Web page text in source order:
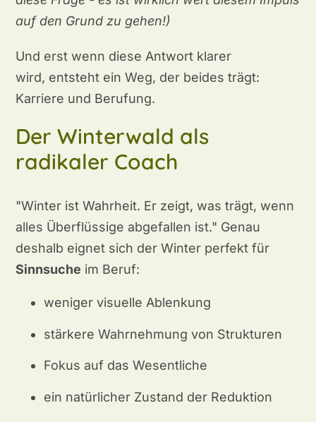
auf den Grund zu gehen!)
Und erst wenn diese Antwort klarer
wird, entsteht ein Weg, der beides trägt:
Karriere und Berufung.
Der Winterwald als
radikaler Coach
"Winter ist Wahrheit. Er zeigt, was trägt, wenn
alles Überflüssige abgefallen ist." Genau
deshalb eignet sich der Winter perfekt für
Sinnsuche im Beruf:
weniger visuelle Ablenkung
stärkere Wahrnehmung von Strukturen
Fokus auf das Wesentliche
ein natürlicher Zustand der Reduktion